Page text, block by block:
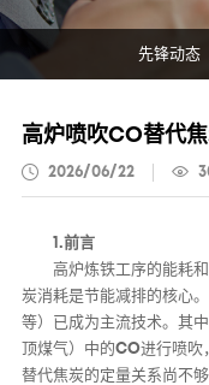
先锋动态
高炉喷吹CO替代
2026/06/22
1.前言
高炉炼铁工序的能耗
炭消耗是节能减排的核心
等）已成为主流技术。其
顶煤气）中的CO进行喷
替代焦炭的定量关系尚不